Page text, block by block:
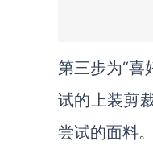
第三步为“喜
试的上装剪
尝试的面料